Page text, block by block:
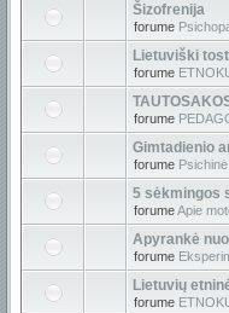
Šizofrenija
forume
Lietuviški
forume
forume
Gimtadienio
forume
5 sėkmingos
forumeApie
Apyrankė
forume
Lietuvių
forume